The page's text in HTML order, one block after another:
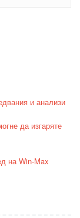
и анализи
да изгаряте
на Win-Max